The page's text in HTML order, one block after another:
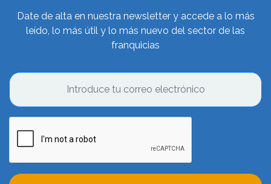
Date de alta en nuestra newsletter y accede a lo más
leído, lo más útil y lo más nuevo del sector de las
franquicias